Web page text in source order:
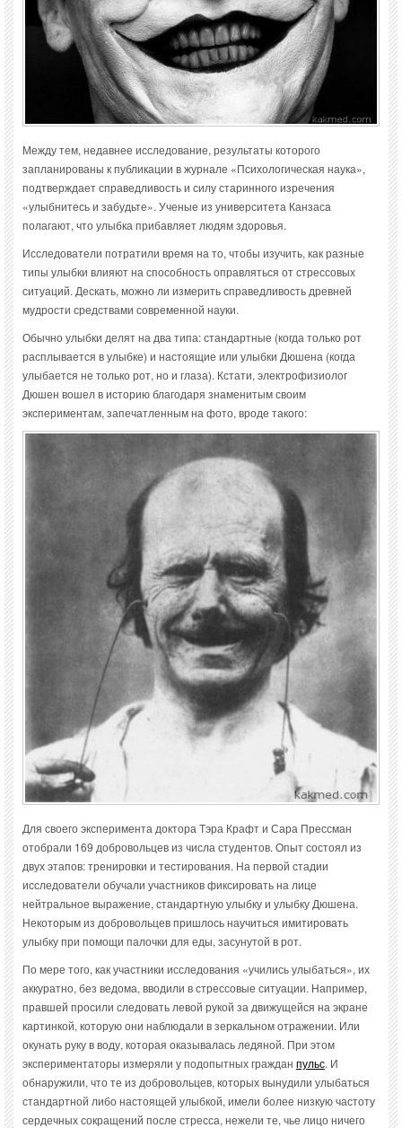
Между тем, недавнее исследование, результаты которого
запланированы к публикации в журнале «Психологическая наука»,
подтверждает справедливость и силу старинного изречения
«улыбнитесь и забудьте». Ученые из университета Канзаса
полагают, что улыбка прибавляет людям здоровья.
Исследователи потратили время на то, чтобы изучить, как разные
типы улыбки влияют на способность оправляться от стрессовых
ситуаций. Дескать, можно ли измерить справедливость древней
мудрости средствами современной науки.
Обычно улыбки делят на два типа: стандартные (когда только рот
расплывается в улыбке) и настоящие или улыбки Дюшена (когда
улыбается не только рот, но и глаза). Кстати, электрофизиолог
Дюшен вошел в историю благодаря знаменитым своим
экспериментам, запечатленным на фото, вроде такого:
Для своего эксперимента доктора Тэра Крафт и Сара Прессман
отобрали 169 добровольцев из числа студентов. Опыт состоял из
двух этапов: тренировки и тестирования. На первой стадии
исследователи обучали участников фиксировать на лице
нейтральное выражение, стандартную улыбку и улыбку Дюшена.
Некоторым из добровольцев пришлось научиться имитировать
улыбку при помощи палочки для еды, засунутой в рот.
По мере того, как участники исследования «учились улыбаться», их
аккуратно, без ведома, вводили в стрессовые ситуации. Например,
правшей просили следовать левой рукой за движущейся на экране
картинкой, которую они наблюдали в зеркальном отражении. Или
окунать руку в воду, которая оказывалась ледяной. При этом
экспериментаторы измеряли у подопытных граждан пульс. И
обнаружили, что те из добровольцев, которых вынудили улыбаться
стандартной либо настоящей улыбкой, имели более низкую частоту
сердечных сокращений после стресса, нежели те, чье лицо ничего